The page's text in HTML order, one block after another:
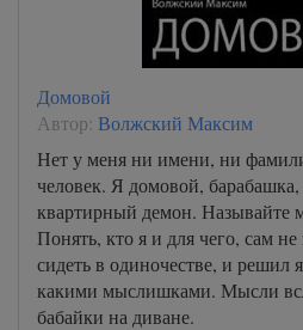
Домовой
Автор: Волжский Максим
Нет у меня ни имени, ни
человек. Я домовой, барабашка,
квартирный демон. Называйте
Понять, кто я и для чего, сам
сидеть в одиночестве, и решил
какими мыслишками. Мысли
бабайки на диване.